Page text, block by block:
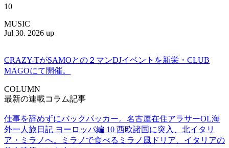
10
MUSIC
Jul 30. 2026 up
CRAZY-TがSAMOとの２マンDJイベントを新栄・CLUB
MAGOにて開催。
COLUMN
最新の連載コラム記事
仕事を辞めずにバックパッカー。名古屋在住アラサーOL海
外一人旅日記 ヨーロッパ編 10 西欧諸国に突入、北イタリ
ア・ミラノへ。ミラノで食べるミラノ風ドリア、イタリアの